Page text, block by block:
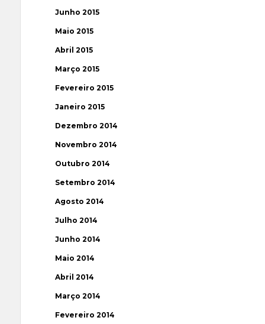
Junho 2015
Maio 2015
Abril 2015
Março 2015
Fevereiro 2015
Janeiro 2015
Dezembro 2014
Novembro 2014
Outubro 2014
Setembro 2014
Agosto 2014
Julho 2014
Junho 2014
Maio 2014
Abril 2014
Março 2014
Fevereiro 2014